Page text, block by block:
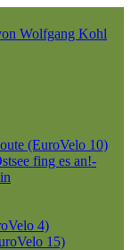
(EuroVelo 10)
fing es an!-
4)
15)